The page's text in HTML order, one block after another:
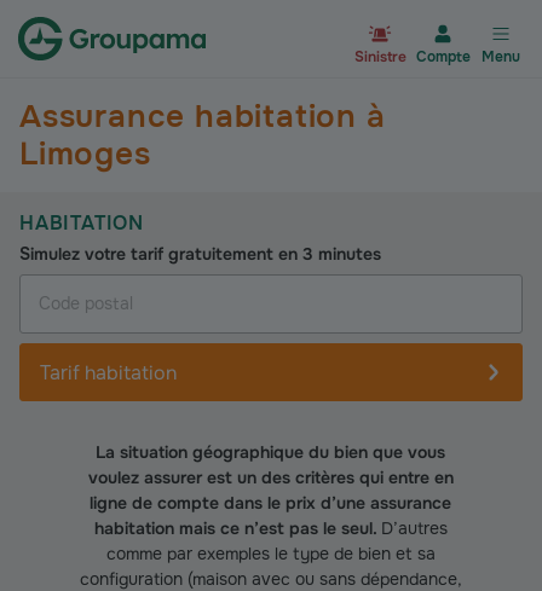
Sinistre Compte Menu
Assurance habitation à
Limoges
HABITATION
Simulez votre tarif gratuitement en 3 minutes
Tarif habitation
La situation géographique du bien que vous
voulez assurer est un des critères qui entre en
ligne de compte dans le prix d’une assurance
habitation mais ce n’est pas le seul. D’autres
comme par exemples le type de bien et sa
configuration (maison avec ou sans dépendance,